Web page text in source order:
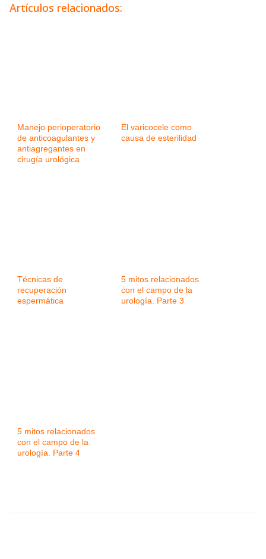
Artículos relacionados:
Manejo perioperatorio
de anticoagulantes y
antiagregantes en
cirugía urológica
El varicocele como
causa de esterilidad
Técnicas de
recuperación
espermática
5 mitos relacionados
con el campo de la
urología. Parte 3
5 mitos relacionados
con el campo de la
urología. Parte 4